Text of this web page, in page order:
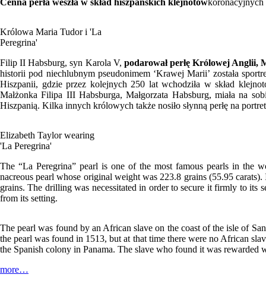
Cenna perła weszła w skład hiszpanskich klejnotówkoronacyjnych
Królowa Maria Tudor i 'La
Peregrina'
Filip II Habsburg, syn Karola V, podarował perłę Królowej Anglii,
historii pod niechlubnym pseudonimem ‘Krawej Marii’ została
Hiszpanii, gdzie przez kolejnych 250 lat wchodziła w skład
Małżonka Filipa III Habsburga, Małgorzata Habsburg, miała na
Hiszpanią. Kilka innych królowych także nosiło słynną perłę na
Elizabeth Taylor wearing
'La Peregrina'
The “La Peregrina” pearl is one of the most famous pearls in the
nacreous pearl whose original weight was 223.8 grains (55.95
grains. The drilling was necessitated in order to secure it firmly to its
from its setting.
The pearl was found by an African slave on the coast of the isle of
the pearl was found in 1513, but at that time there were no African
the Spanish colony in Panama. The slave who found it was rewarded
more…